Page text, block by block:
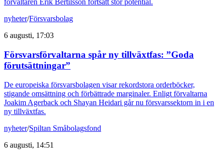
förvaltaren Erik Bertilsson fortsatt stor potential.
nyheter/Försvarsbolag
6 augusti, 17:03
Försvarsförvaltarna spår ny tillväxtfas: ”Goda
förutsättningar”
De europeiska försvarsbolagen visar rekordstora orderböcker,
stigande omsättning och förbättrade marginaler. Enligt förvaltarna
Joakim Agerback och Shayan Heidari går nu försvarssektorn in i en
ny tillväxtfas.
nyheter/Spiltan Småbolagsfond
6 augusti, 14:51